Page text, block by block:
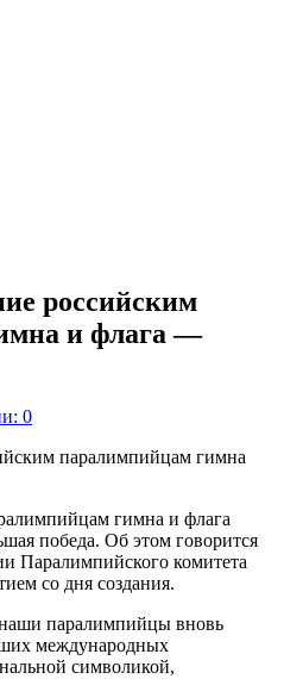
российским
и флага —
0
гимна и флага
победа. Об этом говорится
Паралимпийского комитета
со дня создания.
паралимпийцы вновь
международных
символикой,